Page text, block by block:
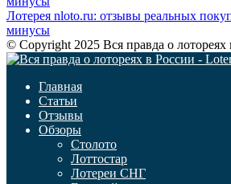
Лотерея nloto.ru: отзывы реальных
минусы
© Copyright 2025 Вся правда о лотореях
Главная
Статьи
Отзывы
Обзоры
Столото
Лоттостар
Лотереи СНГ